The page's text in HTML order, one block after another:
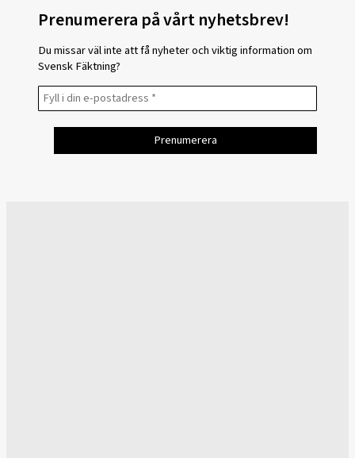
Prenumerera på vårt nyhetsbrev!
Du missar väl inte att få nyheter och viktig information om
Svensk Fäktning?